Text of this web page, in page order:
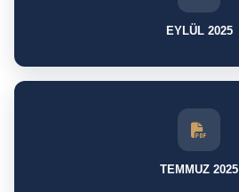
EYLÜL 2025
TEMMUZ 2025